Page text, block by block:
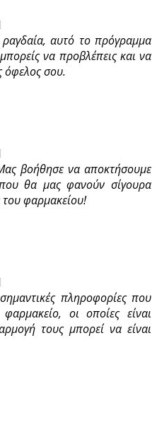
ραγδαία, αυτό το πρόγραμμα
να προβλέπεις και να
όφελος σου.
βοήθησε να αποκτήσουμε
που θα μας φανούν σίγουρα
του φαρμακείου!
πληροφορίες που
οι οποίες είναι
τους μπορεί να είναι